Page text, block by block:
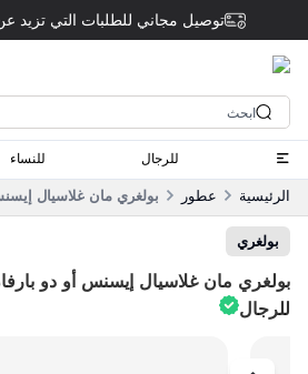
توصيل مجاني للطلبات التي تزيد عن 200 ريال
للرجال للنساء
الرئيسية عطور بولغري مان غلاسيال إيسنس أو ​​دو
بولغري
للرجال